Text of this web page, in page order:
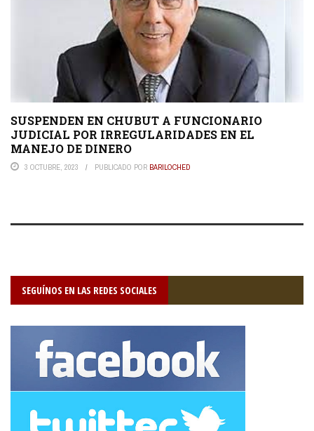
SUSPENDEN EN CHUBUT A FUNCIONARIO
JUDICIAL POR IRREGULARIDADES EN EL
MANEJO DE DINERO
3 OCTUBRE, 2023 PUBLICADO POR BARILOCHED
SEGUÍNOS EN LAS REDES SOCIALES